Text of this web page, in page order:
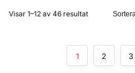
Visar 1–12 av 46 resultat
1 2 3